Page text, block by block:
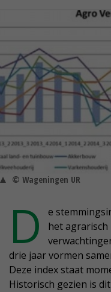
© Wageningen UR
D
e
het agrarisch
drie jaar vormen
Deze index staat
Historisch gezien is